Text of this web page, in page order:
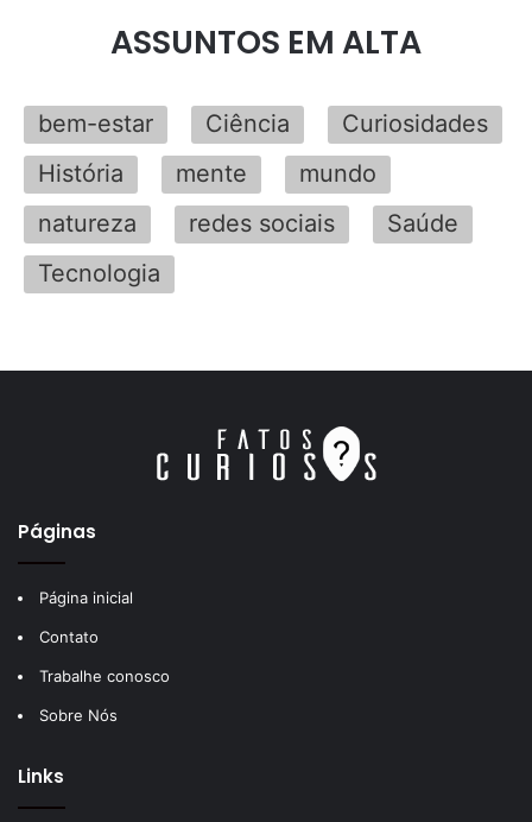
ASSUNTOS EM ALTA
bem-estar Ciência
Curiosidades
História
mente
mundo
natureza
redes sociais
Saúde
Tecnologia
Páginas
Página inicial
Contato
Trabalhe conosco
Sobre Nós
Links